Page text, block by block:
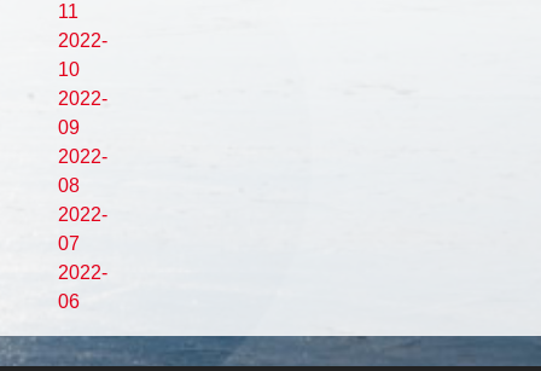
11
2022-
10
2022-
09
2022-
08
2022-
07
2022-
06